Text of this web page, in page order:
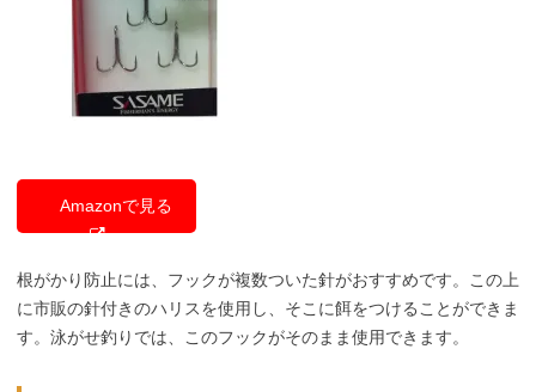
Amazonで見る
根がかり防止には、フックが複数ついた針がおすすめです。この上
に市販の針付きのハリスを使用し、そこに餌をつけることができま
す。泳がせ釣りでは、このフックがそのまま使用できます。